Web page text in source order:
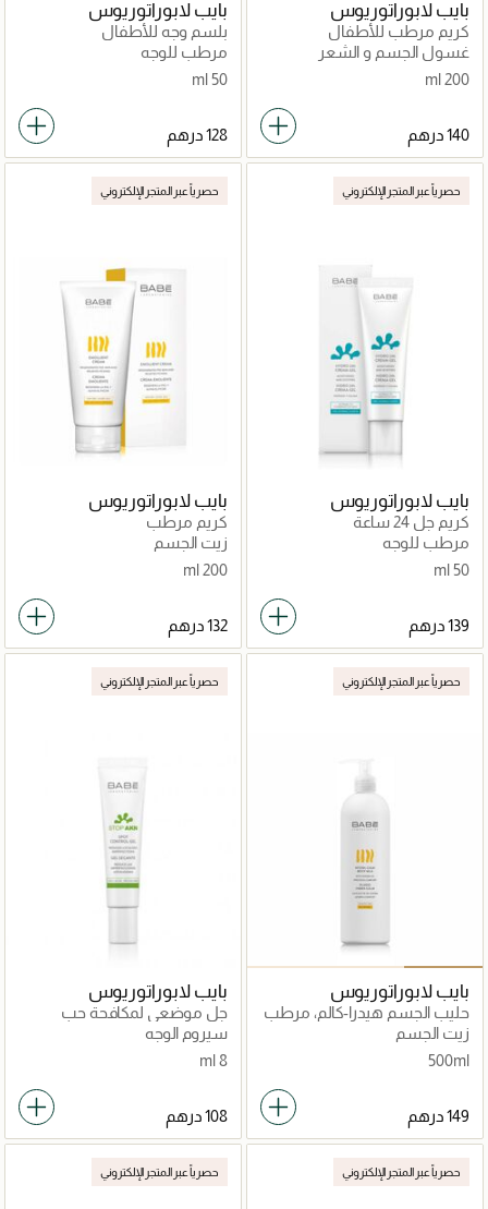
بايب لابوراتوريوس
كريم مرطب للأطفال
غسول الجسم و الشعر
200 ml
بايب لابوراتوريوس
بلسم وجه للأطفال
مرطب للوجه
50 ml
حصرياً عبر المتجر الإلكتروني
بايب لابوراتوريوس
كريم جل 24 ساعة
مرطب للوجه
50 ml
حصرياً عبر المتجر الإلكتروني
بايب لابوراتوريوس
كريم مرطب
زيت الجسم
200 ml
حصرياً عبر المتجر الإلكتروني
بايب لابوراتوريوس
حليب الجسم هيدرا-كالم، مرطب
يومي سريع الامتصاص
زيت الجسم
500ml
حصرياً عبر المتجر الإلكتروني
بايب لابوراتوريوس
جل موضعي لمكافحة حب
الشباب
سيروم الوجه
8 ml
حصرياً عبر المتجر الإلكتروني حصرياً عبر المتجر الإلكتروني